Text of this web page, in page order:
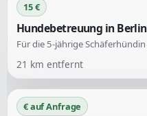
15 €
Hundebetreuung in
21 km entfernt
€ auf Anfrage